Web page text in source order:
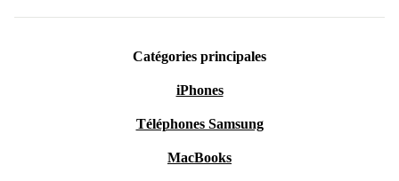
Catégories principales
iPhones
Téléphones Samsung
MacBooks